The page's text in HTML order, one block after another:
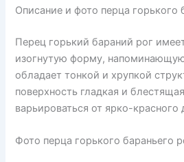
Описание и фото перца горького
Перец горький бараний рог
изогнутую форму,
обладает тонкой и хрупкой
поверхность гладкая и
варьироваться от ярко-
Фото перца горького бараньего